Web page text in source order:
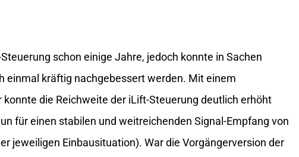
schon einige Jahre, jedoch konnte in Sachen
einmal kräftig nachgebessert werden. Mit einem
die Reichweite der iLift-Steuerung deutlich erhöht
für einen stabilen und weitreichenden Signal-Empfang von
jeweiligen Einbausituation). War die Vorgängerversion der